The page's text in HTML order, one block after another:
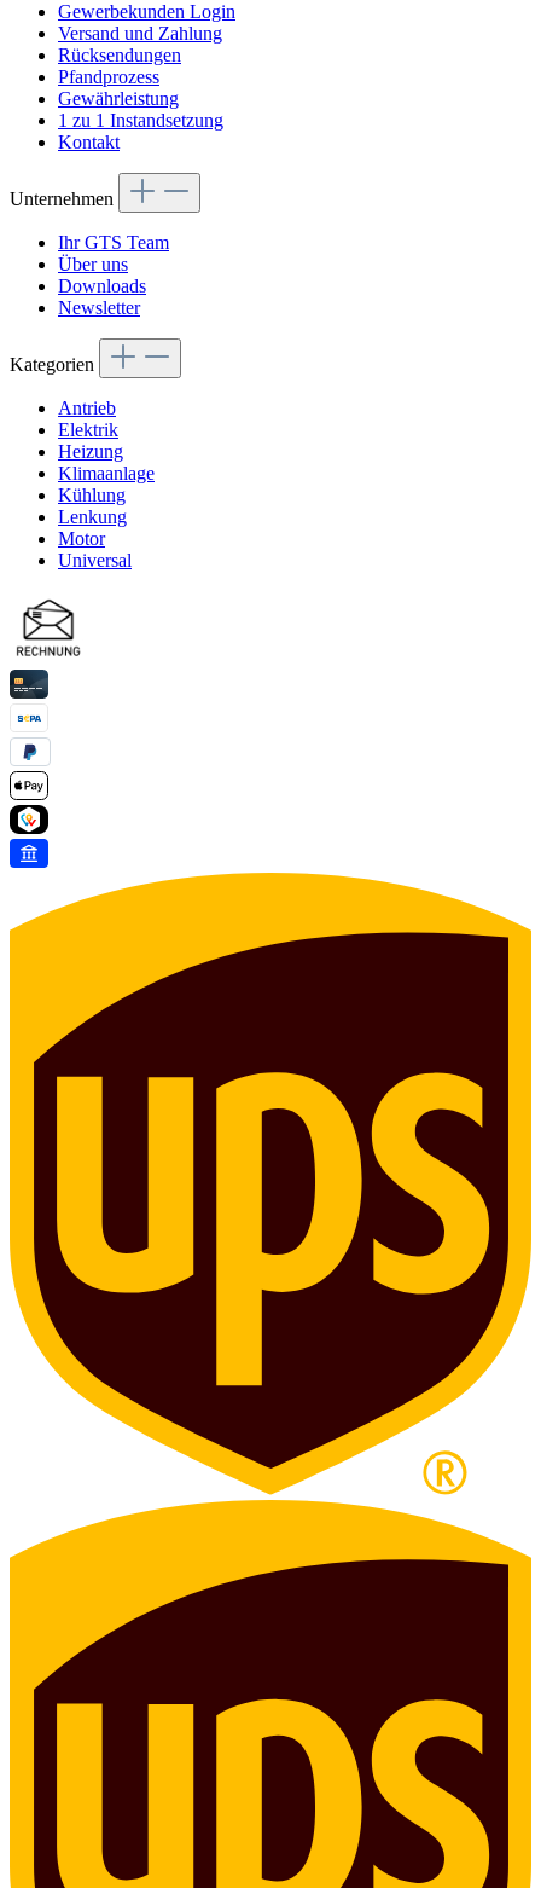
Gewerbekunden Login
Versand und Zahlung
Rücksendungen
Pfandprozess
Gewährleistung
1 zu 1 Instandsetzung
Kontakt
Unternehmen
Ihr GTS Team
Über uns
Downloads
Newsletter
Kategorien
Antrieb
Elektrik
Heizung
Klimaanlage
Kühlung
Lenkung
Motor
Universal